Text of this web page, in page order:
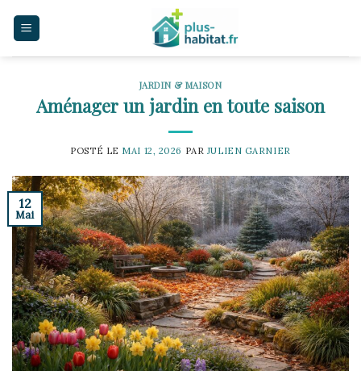
JARDIN & MAISON
Aménager un jardin en toute saison
POSTÉ LE MAI 12, 2026 PAR JULIEN GARNIER
12
Mai